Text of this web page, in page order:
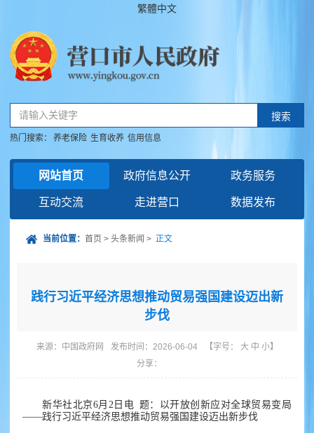
繁體中文
请输入关键字 搜索
热门搜索： 养老保险 生育收养 信用信息
网站首页 政府信息公开 政务服务
互动交流 走进营口 数据发布
当前位置： 首页 > 头条新闻 > 正文
践行习近平经济思想推动贸易强国建设迈出新
步伐
来源： 中国政府网 发布时间：2026-06-04 【字号： 大 中 小】
分享：
新华社北京6月2日电 题：以开放创新应对全球贸易变局
——践行习近平经济思想推动贸易强国建设迈出新步伐